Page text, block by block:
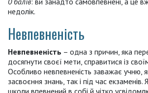
недолік.
Невпевненість
Невпевненість – одна з причин, яка
досягнути своєї мети, справитися із
Особливо невпевненість заважає учню,
засвоєння знань, так і під час